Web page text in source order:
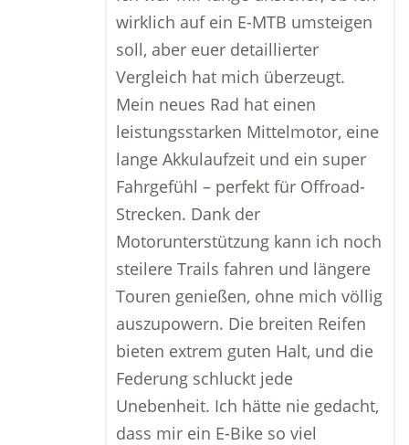
wirklich auf ein E-MTB umsteigen
soll, aber euer detaillierter
Vergleich hat mich überzeugt.
Mein neues Rad hat einen
leistungsstarken Mittelmotor, eine
lange Akkulaufzeit und ein super
Fahrgefühl – perfekt für Offroad-
Strecken. Dank der
Motorunterstützung kann ich noch
steilere Trails fahren und längere
Touren genießen, ohne mich völlig
auszupowern. Die breiten Reifen
bieten extrem guten Halt, und die
Federung schluckt jede
Unebenheit. Ich hätte nie gedacht,
dass mir ein E-Bike so viel